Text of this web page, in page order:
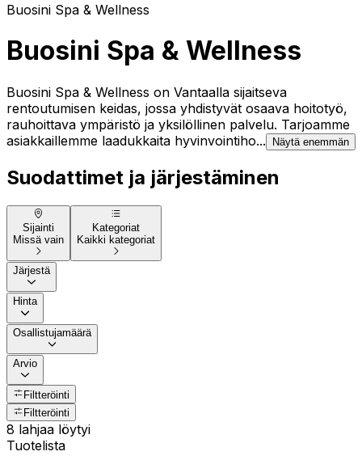
Buosini Spa & Wellness
Buosini Spa & Wellness
Buosini Spa & Wellness on Vantaalla sijaitseva
rentoutumisen keidas, jossa yhdistyvät osaava hoitotyö,
rauhoittava ympäristö ja yksilöllinen palvelu. Tarjoamme
asiakkaillemme laadukkaita hyvinvointiho...
Näytä enemmän
Suodattimet ja järjestäminen
Sijainti
Missä vain
Kategoriat
Kaikki kategoriat
Järjestä
Hinta
Osallistujamäärä
Arvio
Filtteröinti
Filtteröinti
8 lahjaa löytyi
Tuotelista